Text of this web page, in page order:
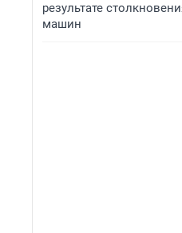
результате
машин